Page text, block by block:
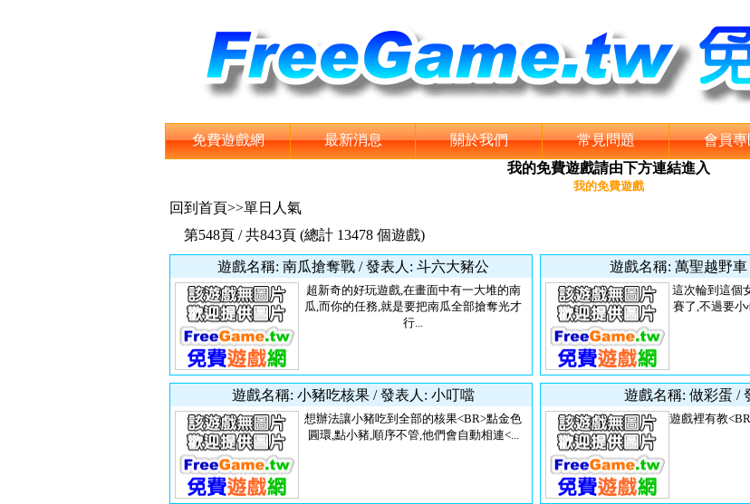
免費遊戲網 最新消息 關於我們 常見問題 會員專
我的免費遊戲請由下方連結進入
我的免費遊戲
回到首頁>>單日人氣
第548頁 / 共843頁 (總計 13478 個遊戲)
遊戲名稱: 南瓜搶奪戰 / 發表人: 斗六大豬公
超新奇的好玩遊戲,在畫面中有一大堆的南
瓜,而你的任務,就是要把南瓜全部搶奪光才
行...
遊戲名稱: 萬聖越野
這次輪到這個
賽了,不過要小
遊戲名稱: 小豬吃核果 / 發表人: 小叮噹
想辦法讓小豬吃到全部的核果<BR>點金色
圓環,點小豬,順序不管,他們會自動相連<...
遊戲名稱: 做彩蛋 /
遊戲裡有教